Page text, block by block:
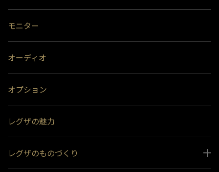
モニター
オーディオ
オプション
レグザの魅力
レグザのものづくり